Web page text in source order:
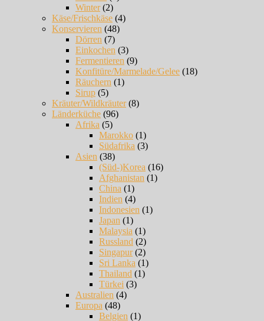
Winter(2)
Käse/Frischkäse (4)
Konservieren (48)
Dörren (7)
Einkochen (3)
Fermentieren (9)
Konfitüre/Marmelade/Gelee (18)
Räuchern (1)
Sirup (5)
Kräuter/Wildkräuter(8)
Länderküche (96)
Afrika (5)
Marokko (1)
Südafrika (3)
Asien (38)
(Süd-)Korea (16)
Afghanistan (1)
China (1)
Indien (4)
Indonesien (1)
Japan (1)
Malaysia (1)
Russland (2)
Singapur(2)
Sri Lanka (1)
Thailand (1)
Türkei (3)
Australien (4)
Europa (48)
Belgien (1)